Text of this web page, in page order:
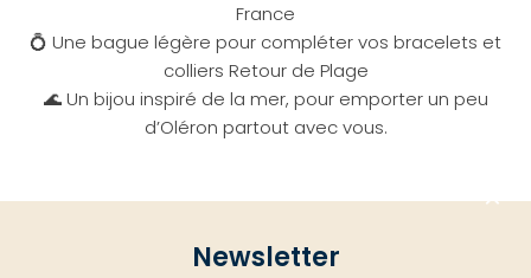
France
💍 Une bague légère pour compléter vos bracelets et
colliers Retour de Plage
🌊 Un bijou inspiré de la mer, pour emporter un peu
d’Oléron partout avec vous.
Newsletter